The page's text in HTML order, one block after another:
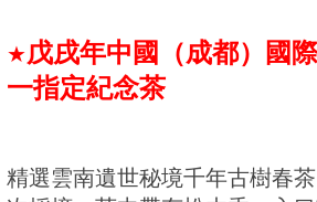
★戊戌年中國（成都）國
一指定紀念茶
精選雲南遺世秘境千年古樹春